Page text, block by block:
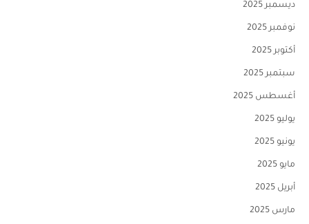
ديسمبر 2025
نوفمبر 2025
أكتوبر 2025
سبتمبر 2025
أغسطس 2025
يوليو 2025
يونيو 2025
مايو 2025
أبريل 2025
مارس 2025